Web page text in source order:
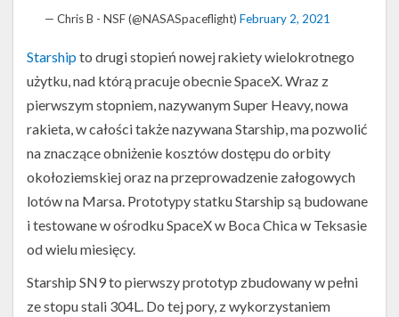
— Chris B - NSF (@NASASpaceflight) February 2, 2021
Starshipto drugi stopień nowej rakiety wielokrotnego
użytku, nad którą pracuje obecnie SpaceX. Wraz z
pierwszym stopniem, nazywanym Super Heavy, nowa
rakieta, w całości także nazywana Starship, ma pozwolić
na znaczące obniżenie kosztów dostępu do orbity
okołoziemskiej oraz na przeprowadzenie załogowych
lotów na Marsa. Prototypy statku Starship są budowane
i testowane w ośrodku SpaceX w Boca Chica w Teksasie
od wielu miesięcy.
Starship SN9 to pierwszy prototyp zbudowany w pełni
ze stopu stali 304L. Do tej pory, z wykorzystaniem